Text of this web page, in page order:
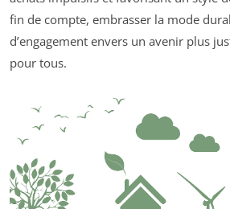
fin de compte, embrasser la mode
d’engagement envers un avenir plus
pour tous.